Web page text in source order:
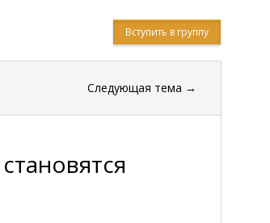
Вступить в группу
Следующая тема →